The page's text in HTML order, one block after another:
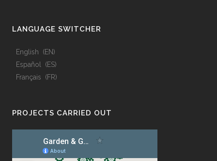
LANGUAGE SWITCHER
English
EN
Español
ES
Français
FR
PROJECTS CARRIED OUT